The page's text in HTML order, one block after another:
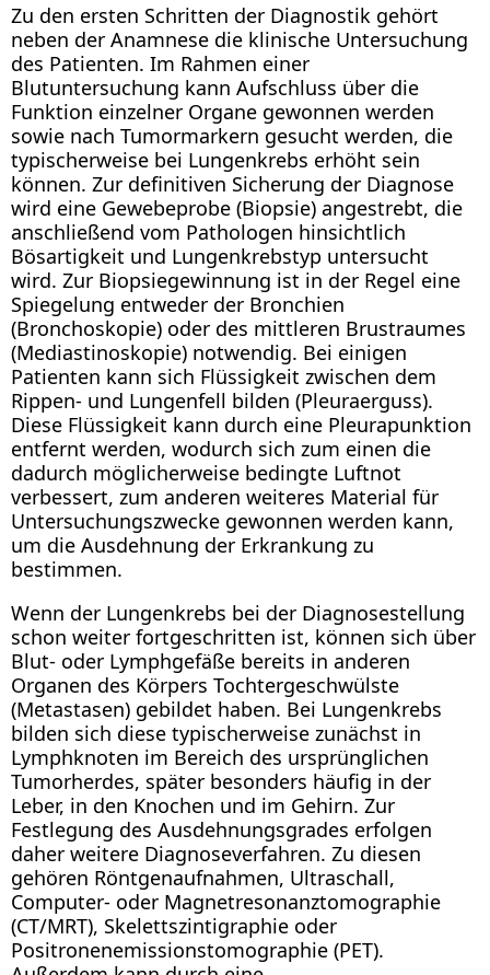
Zu den ersten Schritten der Diagnostik gehört
neben der Anamnese die klinische Untersuchung
des Patienten. Im Rahmen einer
Blutuntersuchung kann Aufschluss über die
Funktion einzelner Organe gewonnen werden
sowie nach Tumormarkern gesucht werden, die
typischerweise bei Lungenkrebs erhöht sein
können. Zur definitiven Sicherung der Diagnose
wird eine Gewebeprobe (Biopsie) angestrebt, die
anschließend vom Pathologen hinsichtlich
Bösartigkeit und Lungenkrebstyp untersucht
wird. Zur Biopsiegewinnung ist in der Regel eine
Spiegelung entweder der Bronchien
(Bronchoskopie) oder des mittleren Brustraumes
(Mediastinoskopie) notwendig. Bei einigen
Patienten kann sich Flüssigkeit zwischen dem
Rippen- und Lungenfell bilden (Pleuraerguss).
Diese Flüssigkeit kann durch eine Pleurapunktion
entfernt werden, wodurch sich zum einen die
dadurch möglicherweise bedingte Luftnot
verbessert, zum anderen weiteres Material für
Untersuchungszwecke gewonnen werden kann,
um die Ausdehnung der Erkrankung zu
bestimmen.
Wenn der Lungenkrebs bei der Diagnosestellung
schon weiter fortgeschritten ist, können sich über
Blut- oder Lymphgefäße bereits in anderen
Organen des Körpers Tochtergeschwülste
(Metastasen) gebildet haben. Bei Lungenkrebs
bilden sich diese typischerweise zunächst in
Lymphknoten im Bereich des ursprünglichen
Tumorherdes, später besonders häufig in der
Leber, in den Knochen und im Gehirn. Zur
Festlegung des Ausdehnungsgrades erfolgen
daher weitere Diagnoseverfahren. Zu diesen
gehören Röntgenaufnahmen, Ultraschall,
Computer- oder Magnetresonanztomographie
(CT/MRT), Skelettszintigraphie oder
Positronenemissionstomographie (PET).